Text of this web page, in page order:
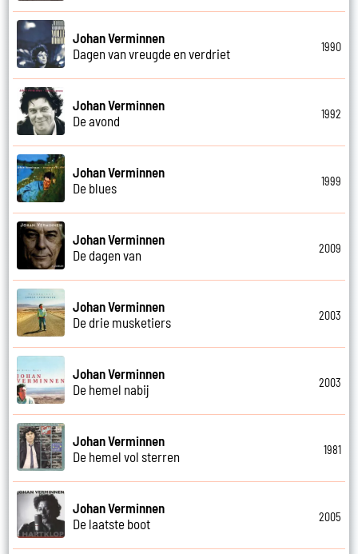
Johan Verminnen
Dagen van vreugde en verdriet
1990
Johan Verminnen
De avond
1992
Johan Verminnen
De blues
1999
Johan Verminnen
De dagen van
2009
Johan Verminnen
De drie musketiers
2003
Johan Verminnen
De hemel nabij
2003
Johan Verminnen
De hemel vol sterren
1981
Johan Verminnen
De laatste boot
2005